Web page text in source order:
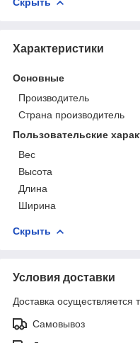
Характеристики
Основные
Производитель
Страна производитель
Пользовательские
Вес
Высота
Длина
Ширина
Скрыть
Условия доставки
Доставка осуществляется
Самовывоз